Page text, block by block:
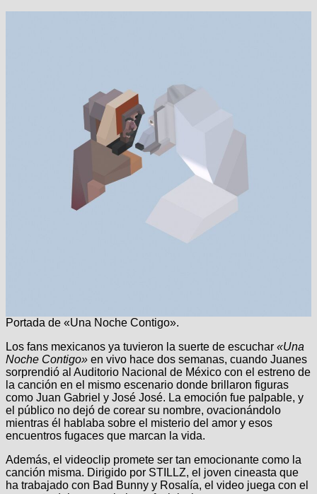
Portada de «Una Noche Contigo».
Los fans mexicanos ya tuvieron la suerte de escuchar «Una
Noche Contigo» en vivo hace dos semanas, cuando Juanes
sorprendió al Auditorio Nacional de México con el estreno de
la canción en el mismo escenario donde brillaron figuras
como Juan Gabriel y José José. La emoción fue palpable, y
el público no dejó de corear su nombre, ovacionándolo
mientras él hablaba sobre el misterio del amor y esos
encuentros fugaces que marcan la vida.
Además, el videoclip promete ser tan emocionante como la
canción misma. Dirigido por STILLZ, el joven cineasta que
ha trabajado con Bad Bunny y Rosalía, el video juega con el